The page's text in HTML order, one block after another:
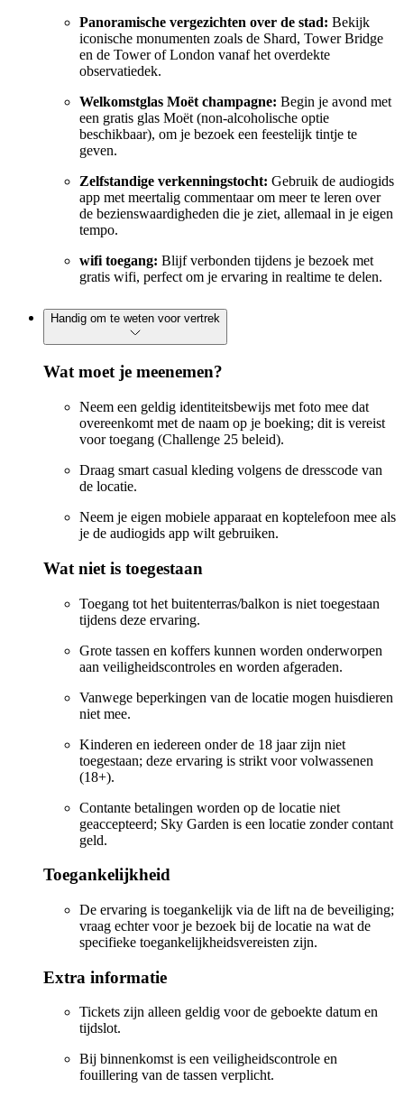
Panoramische vergezichten over de stad: Bekijk
iconische monumenten zoals de Shard, Tower Bridge
en de Tower of London vanaf het overdekte
observatiedek.
Welkomstglas Moët champagne: Begin je avond met
een gratis glas Moët (non-alcoholische optie
beschikbaar), om je bezoek een feestelijk tintje te
geven.
Zelfstandige verkenningstocht: Gebruik de audiogids
app met meertalig commentaar om meer te leren over
de bezienswaardigheden die je ziet, allemaal in je eigen
tempo.
wifi toegang: Blijf verbonden tijdens je bezoek met
gratis wifi, perfect om je ervaring in realtime te delen.
Handig om te weten voor vertrek
Wat moet je meenemen?
Neem een geldig identiteitsbewijs met foto mee dat
overeenkomt met de naam op je boeking; dit is vereist
voor toegang (Challenge 25 beleid).
Draag smart casual kleding volgens de dresscode van
de locatie.
Neem je eigen mobiele apparaat en koptelefoon mee als
je de audiogids app wilt gebruiken.
Wat niet is toegestaan
Toegang tot het buitenterras/balkon is niet toegestaan
tijdens deze ervaring.
Grote tassen en koffers kunnen worden onderworpen
aan veiligheidscontroles en worden afgeraden.
Vanwege beperkingen van de locatie mogen huisdieren
niet mee.
Kinderen en iedereen onder de 18 jaar zijn niet
toegestaan; deze ervaring is strikt voor volwassenen
(18+).
Contante betalingen worden op de locatie niet
geaccepteerd; Sky Garden is een locatie zonder contant
geld.
Toegankelijkheid
De ervaring is toegankelijk via de lift na de beveiliging;
vraag echter voor je bezoek bij de locatie na wat de
specifieke toegankelijkheidsvereisten zijn.
Extra informatie
Tickets zijn alleen geldig voor de geboekte datum en
tijdslot.
Bij binnenkomst is een veiligheidscontrole en
fouillering van de tassen verplicht.